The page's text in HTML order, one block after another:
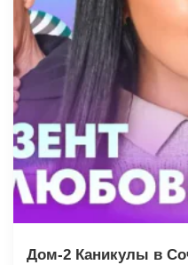
Дом-2 Каникулы в